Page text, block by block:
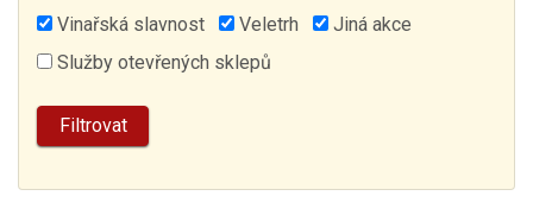
Vinařská slavnost
Veletrh
Jiná akce
Služby otevřených sklepů